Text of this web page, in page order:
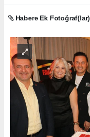
Habere Ek Fotoğraf(lar)